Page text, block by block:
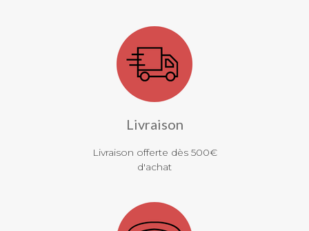
Livraison
Livraison offerte dès 500€
d'achat